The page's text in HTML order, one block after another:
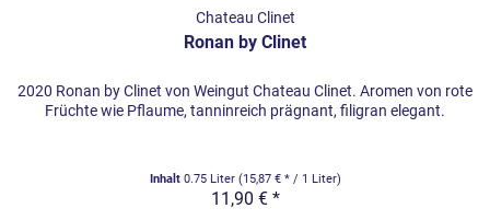
Chateau Clinet
Ronan by Clinet
2020 Ronan by Clinet von Weingut Chateau Clinet. Aromen von rote
Früchte wie Pflaume, tanninreich prägnant, filigran elegant.
Inhalt 0.75 Liter (15,87 € * / 1 Liter)
11,90 € *